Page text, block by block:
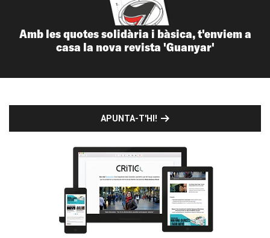
Amb les quotes solidària i bàsica, t'enviem a
casa la nova revista 'Guanyar'
APUNTA-T'HI!